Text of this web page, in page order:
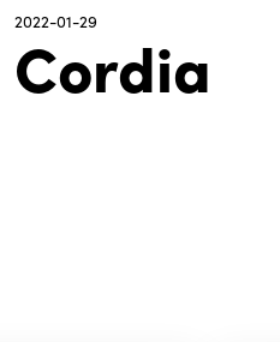
2022-01-29
Cordia